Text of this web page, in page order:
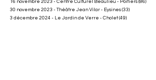
16 novembre 2023 - Centre Culturel Beaulieu - Poitiers (86)
30 novembre 2023 - Théâtre Jean Vilar - Eysines (33)
3 décembre 2024 - Le Jardin de Verre - Cholet (49)